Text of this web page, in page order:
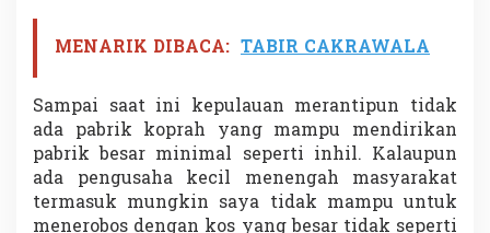
MENARIK DIBACA: TABIR CAKRAWALA
Sampai saat ini kepulauan merantipun tidak
ada pabrik koprah yang mampu mendirikan
pabrik besar minimal seperti inhil. Kalaupun
ada pengusaha kecil menengah masyarakat
termasuk mungkin saya tidak mampu untuk
menerobos dengan kos yang besar tidak seperti